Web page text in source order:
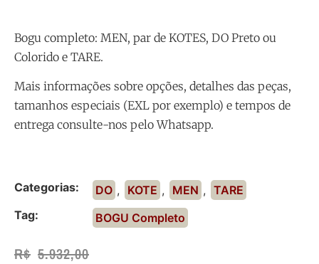
Bogu completo: MEN, par de KOTES, DO Preto ou
Colorido e TARE.
Mais informações sobre opções, detalhes das peças,
tamanhos especiais (EXL por exemplo) e tempos de
entrega consulte-nos pelo Whatsapp.
Categorias: DO , KOTE , MEN , TARE
Tag:
BOGU Completo
R$ 5.932,00